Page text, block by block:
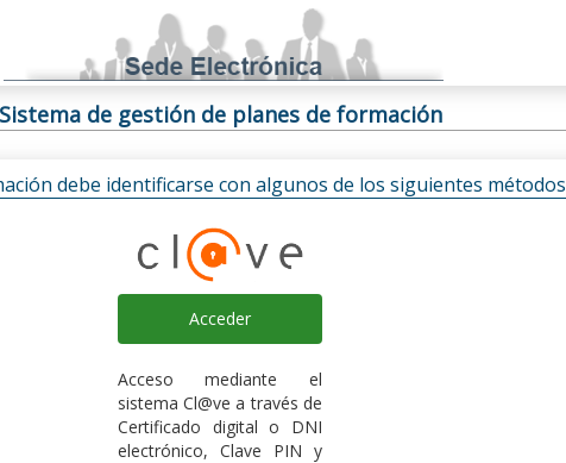
Sistema de gestión de planes de formación
debe identificarse con algunos de los siguientes métodos
Acceder
Acceso mediante el
sistema Cl@ve a través de
Certificado digital o DNI
electrónico, Clave PIN y